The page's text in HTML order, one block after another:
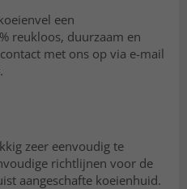
een
reukloos, duurzaam en
met ons op via e-mail
zeer eenvoudig te
richtlijnen voor de
aangeschafte koeienhuid.